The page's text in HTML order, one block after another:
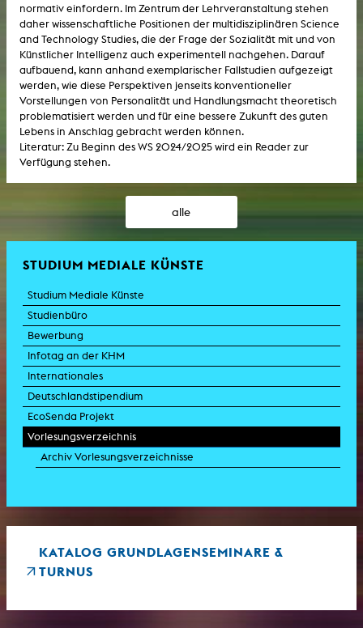
normativ einfordern. Im Zentrum der Lehrveranstaltung stehen
daher wissenschaftliche Positionen der multidisziplinären Science
and Technology Studies, die der Frage der Sozialität mit und von
Künstlicher Intelligenz auch experimentell nachgehen. Darauf
aufbauend, kann anhand exemplarischer Fallstudien aufgezeigt
werden, wie diese Perspektiven jenseits konventioneller
Vorstellungen von Personalität und Handlungsmacht theoretisch
problematisiert werden und für eine bessere Zukunft des guten
Lebens in Anschlag gebracht werden können.
Literatur: Zu Beginn des WS 2024/2025 wird ein Reader zur
Verfügung stehen.
alle
STUDIUM MEDIALE KÜNSTE
Studium Mediale Künste
Studienbüro
Bewerbung
Infotag an der KHM
Internationales
Deutschlandstipendium
EcoSenda Projekt
Vorlesungsverzeichnis
Archiv Vorlesungsverzeichnisse
KATALOG GRUNDLAGENSEMINARE &
TURNUS